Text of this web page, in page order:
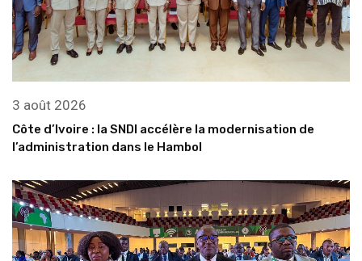
3 août 2026
Côte d’Ivoire : la SNDI accélère la modernisation de
l’administration dans le Hambol